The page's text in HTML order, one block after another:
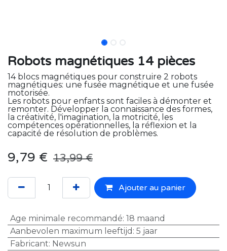
Robots magnétiques 14 pièces
14 blocs magnétiques pour construire 2 robots
magnétiques: une fusée magnétique et une fusée
motorisée.
Les robots pour enfants sont faciles à démonter et
remonter. Développer la connaissance des formes,
la créativité, l'imagination, la motricité, les
compétences opérationnelles, la réflexion et la
capacité de résolution de problèmes.
9,79 € 13,99€
Ajouter au panier
Age minimale recommandé: 18 maand
Aanbevolen maximum leeftijd : 5 jaar
Fabricant: Newsun